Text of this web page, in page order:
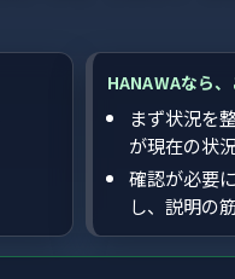
HANAWAなら
まず状況を
が現在の状
確認が必要
し、説明の